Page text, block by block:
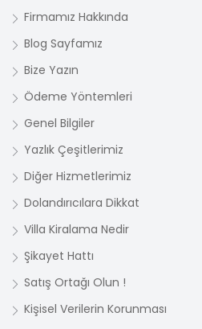
Firmamız Hakkında
Blog Sayfamız
Bize Yazın
Ödeme Yöntemleri
Genel Bilgiler
Yazlık Çeşitlerimiz
Diğer Hizmetlerimiz
Dolandırıcılara Dikkat
Villa Kiralama Nedir
Şikayet Hattı
Satış Ortağı Olun !
Kişisel Verilerin Korunması